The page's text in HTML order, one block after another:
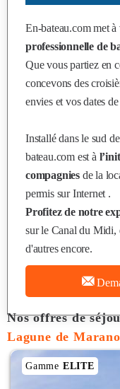
En-bateau.commet à
professionnelle de
Que vous partiez en
concevons des
envies et vos dates
Installé dans le sud
bateau.com est à
compagnies de la
permis sur Internet .
Profitez de notre
sur le Canal du Midi,
d'autres encore.
Nos offres de
Lagune de Marano
Gamme ELITE